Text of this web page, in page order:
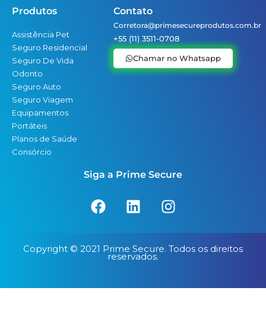
Produtos
Assistência Pet
Seguro Residencial
Seguro De Vida
Odonto
Seguro Auto
Seguro Viagem
Equipamentos
Portáteis
Planos de Saúde
Consórcio
Contato
Corretora@primesecureprodutos.com.br
+55 (11) 3511-0708
Chamar no Whatsapp
Siga a Prime Secure
F
a
e
b
o
L
i
k
e
i
I
n
t
a
r
Copyright © 2021 Prime Secure. Todos os direitos
reservados.